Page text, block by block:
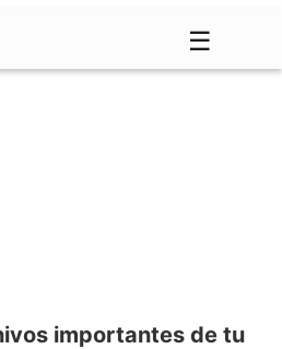
☰
importantes de tu